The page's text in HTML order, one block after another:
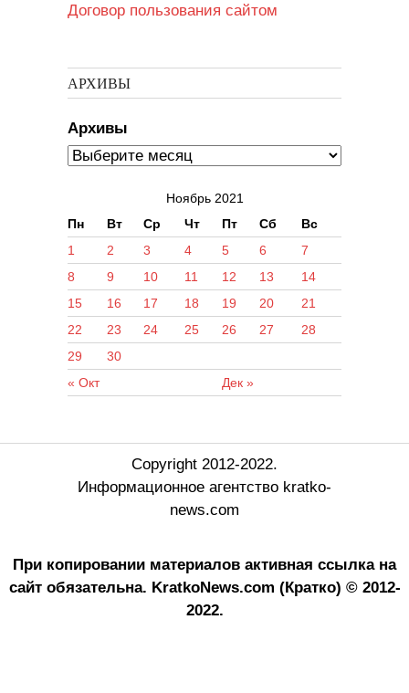
Договор пользования сайтом
АРХИВЫ
Архивы
Ноябрь 2021
Пн
Вт Ср Чт Пт Сб Вс
« Окт Дек »
1 2 3 4 5 6
7
8
9 10 11 12 13
14
15
16 17 18 19 20
21
22
23 24 25 26 27
28
29
30
Copyright 2012-2022.
Информационное агентство kratko-
news.com
При копировании материалов активная ссылка на
сайт обязательна. KratkoNews.com (Кратко) © 2012-
2022.